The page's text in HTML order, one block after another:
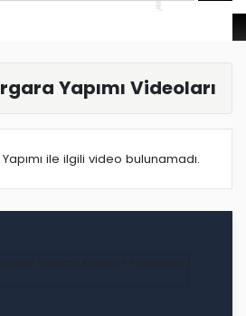
Yapımı Videoları
ile ilgili video bulunamadı.